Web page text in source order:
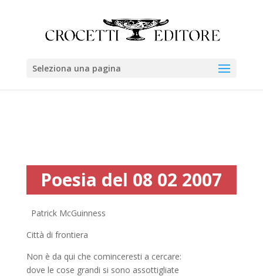
Seleziona una pagina
Poesia del 08 02 2007
Patrick McGuinness
Città di frontiera
Non è da qui che cominceresti a cercare:
dove le cose grandi si sono assottigliate